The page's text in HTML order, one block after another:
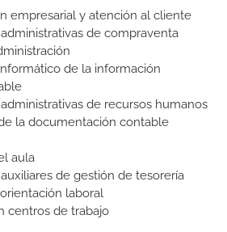
empresarial y atención al cliente
de compraventa
de la información
de recursos humanos
la documentación contable
aula
de gestión de tesorería
laboral
centros de trabajo